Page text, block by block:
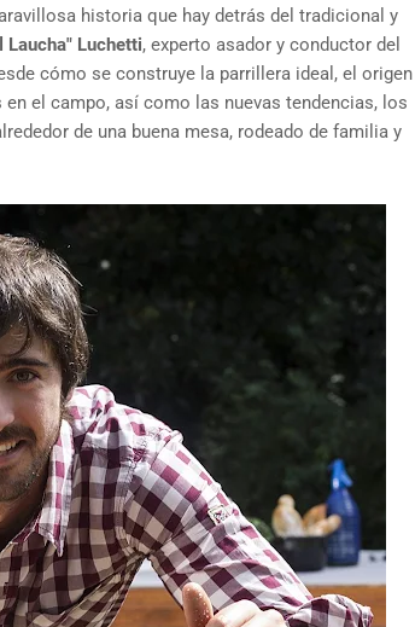
historia que hay detrás del tradicional y
Laucha" Luchetti, experto asador y conductor del
cómo se construye la parrillera ideal, el origen
el campo, así como las nuevas tendencias, los
de una buena mesa, rodeado de familia y